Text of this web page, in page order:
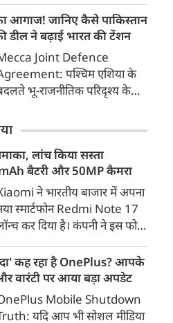
नहीं, बल्कि उन शहीदों को
करने और उनके बलिदान का
करने का दिन है, जिन्होंने हमें
आजादी दी। इस दिन को सार्थक
के लिए हमें कुछ खास कार्य
जरूर करने चाहिए, जिससे हमारे
हो सके।
आगाज! जानिए कैसे पाकिस्तान
डील ने बढ़ाई भारत की टेंशन
Joint Defence
पश्चिम एशिया के
भू-राजनीतिक परिदृश्य के
ने एक ऐतिहासिक और
(Mecca Joint
Agreement) पर
किए हैं।
लांच किया सस्ता
बैटरी और 50MP कैमरा
ने भारतीय बाजार में अपना
स्मार्टफोन Redmi Note 17
कर दिया है। कंपनी ने इस फोन
8,000mAh की बड़ी बैटरी
Qualcomm Snapdragon
के साथ पेश किया है। फोन में
का मेन कैमरा दिया गया है।
कह रहा है OnePlus? आपके
वारंटी पर आया बड़ा अपडेट
Mobile Shutdown
यदि आप भी सोशल मीडिया